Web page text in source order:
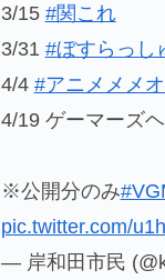
3/15 #関これ
3/31 #ぼすらっし
4/4 #アニメメメ
4/19 ゲーマーズ
※公開分のみ
pic.twitter.com/
— 岸和田市民